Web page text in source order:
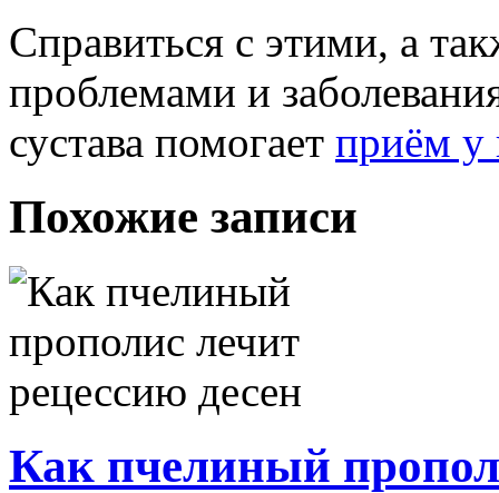
Справиться с этими, а
проблемами и
сустава помогает приём у
Похожие записи
Как пчелиный